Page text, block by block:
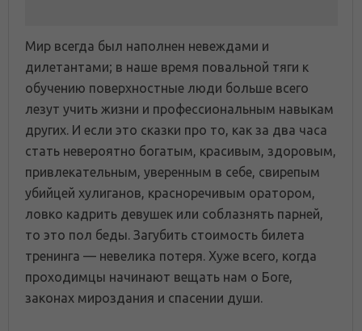
Мир всегда был наполнен невеждами и
дилетантами; в наше время повальной тяги к
обучению поверхностные люди больше всего
лезут учить жизни и профессиональным навыкам
других. И если это сказки про то, как за два часа
стать невероятно богатым, красивым, здоровым,
привлекательным, уверенным в себе, свирепым
убийцей хулиганов, красноречивым оратором,
ловко кадрить девушек или соблазнять парней,
то это пол беды. Загубить стоимость билета
тренинга — невелика потеря. Хуже всего, когда
проходимцы начинают вещать нам о Боге,
законах мироздания и спасении души.